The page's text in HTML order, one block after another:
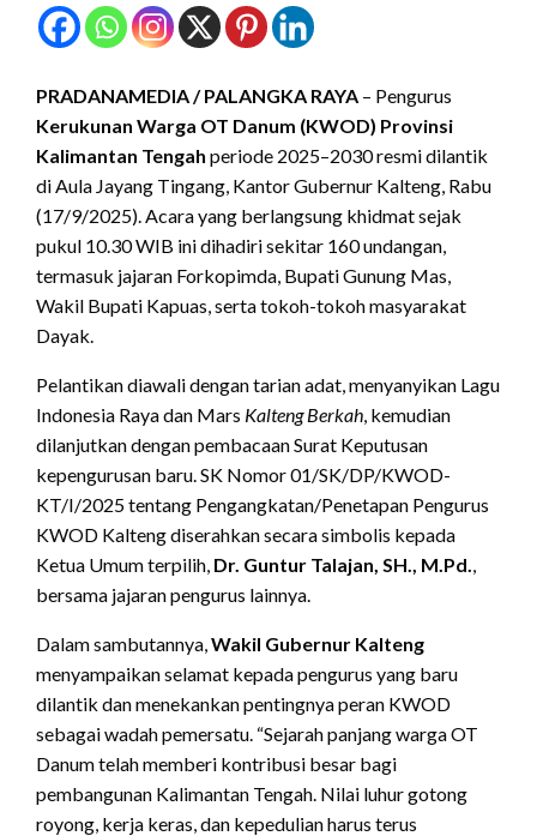
PRADANAMEDIA / PALANGKA RAYA – Pengurus
Kerukunan Warga OT Danum (KWOD) Provinsi
Kalimantan Tengah periode 2025–2030 resmi dilantik
di Aula Jayang Tingang, Kantor Gubernur Kalteng, Rabu
(17/9/2025). Acara yang berlangsung khidmat sejak
pukul 10.30 WIB ini dihadiri sekitar 160 undangan,
termasuk jajaran Forkopimda, Bupati Gunung Mas,
Wakil Bupati Kapuas, serta tokoh-tokoh masyarakat
Dayak.
Pelantikan diawali dengan tarian adat, menyanyikan Lagu
Indonesia Raya dan Mars Kalteng Berkah , kemudian
dilanjutkan dengan pembacaan Surat Keputusan
kepengurusan baru. SK Nomor 01/SK/DP/KWOD-
KT/I/2025 tentang Pengangkatan/Penetapan Pengurus
KWOD Kalteng diserahkan secara simbolis kepada
Ketua Umum terpilih, Dr. Guntur Talajan, SH., M.Pd.
bersama jajaran pengurus lainnya.
Dalam sambutannya, Wakil Gubernur Kalteng
menyampaikan selamat kepada pengurus yang baru
dilantik dan menekankan pentingnya peran KWOD
sebagai wadah pemersatu. “Sejarah panjang warga OT
Danum telah memberi kontribusi besar bagi
pembangunan Kalimantan Tengah. Nilai luhur gotong
royong, kerja keras, dan kepedulian harus terus